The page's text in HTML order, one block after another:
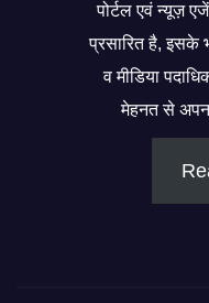
पोर्टल एवं न्यूज़
प्रसारित है, इसके
व मीडिया
मेहनत से